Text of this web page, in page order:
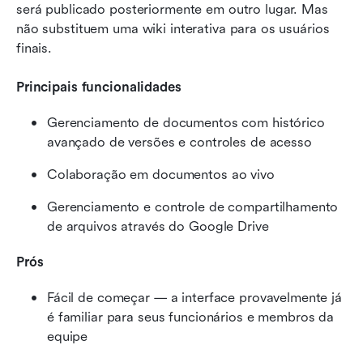
será publicado posteriormente em outro lugar. Mas
não substituem uma wiki interativa para os usuários
finais.
Principais funcionalidades
Gerenciamento de documentos com histórico
avançado de versões e controles de acesso
Colaboração em documentos ao vivo
Gerenciamento e controle de compartilhamento
de arquivos através do Google Drive
Prós
Fácil de começar — a interface provavelmente já
é familiar para seus funcionários e membros da
equipe